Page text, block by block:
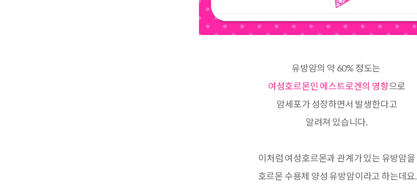
유방암의 약 60% 정도는
여성호르몬인 에스트로겐의 영향으로
암세포가 성장하면서 발생한다고
알려져 있습니다.
이처럼 여성호르몬과 관계가 있는 유방암을
호르몬 수용체 양성 유방암이라고 하는데요.